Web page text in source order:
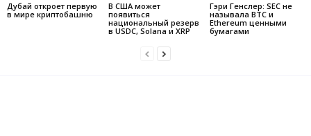
Дубай откроет первую
в мире криптобашню
В США может
появиться
национальный резерв
в USDC, Solana и XRP
Гэри Генслер: SEC не
называла BTC и
Ethereum ценными
бумагами